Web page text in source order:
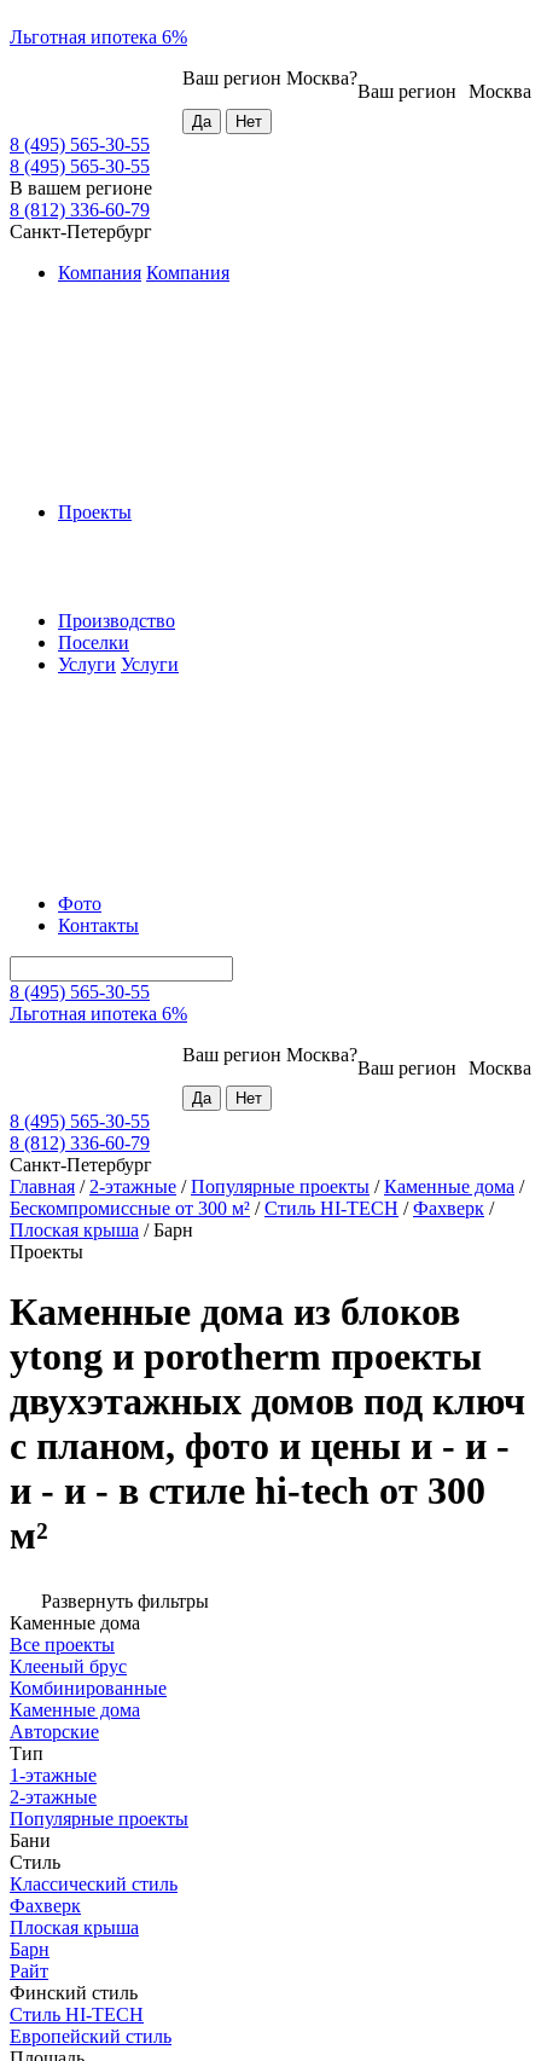
Льготная ипотека 6%
Москва
Ваш регион
Ваш регион Москва?
8 (495) 565-30-55
8 (495) 565-30-55
В вашем регионе
8 (812) 336-60-79
Санкт-Петербург
Компания Компания
Проекты
Производство
Поселки
Услуги Услуги
Фото
Контакты
8 (495) 565-30-55
Льготная ипотека 6%
Москва
Ваш регион
Ваш регион Москва?
8 (495) 565-30-55
8 (812) 336-60-79
Санкт-Петербург
Главная / 2-этажные /Популярные проекты /Каменные дома /
Бескомпромиссные от 300 м² /Стиль HI-TECH /Фахверк /
Плоская крыша /Барн
Проекты
Каменные дома из блоков
ytong и porotherm проекты
двухэтажных домов под ключ
с планом, фото и цены и - и -
и - и - в стиле hi-tech от 300
м²
Развернуть фильтры
Каменные дома
Все проекты
Клееный брус
Комбинированные
Каменные дома
Авторские
Тип
1-этажные
2-этажные
Популярные проекты
Бани
Стиль
Классический стиль
Фахверк
Плоская крыша
Барн
Райт
Финский стиль
Стиль HI-TECH
Европейский стиль